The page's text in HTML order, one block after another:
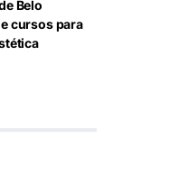
Belo
cursos para